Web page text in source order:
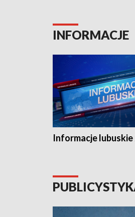
INFORMACJE
Informacje lubuskie